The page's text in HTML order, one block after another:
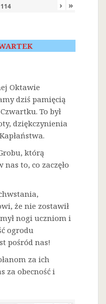
114 › »
Oktawie
dziś pamięcią
To był
dziękczynienia
którą
to, co zaczęło
że nie zostawił
nogi uczniom i
ogrodu
pośród nas!
za ich
za obecność i